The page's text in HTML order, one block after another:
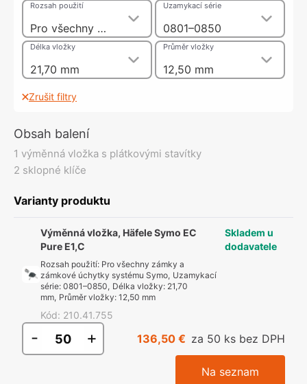
Pro všechny zámky a zámkové úchytky systému Symo
Rozsah použití
0801–0850
Uzamykací série
21,70 mm
Délka vložky
12,50 mm
Průměr vložky
Zrušit filtry
Obsah balení
1 výměnná vložka s plátkovými stavítky
2 sklopné klíče
Varianty produktu
Výměnná vložka, Häfele Symo EC
Pure E1,C
Rozsah použití: Pro všechny zámky a
zámkové úchytky systému Symo, Uzamykací
série:0801–0850, Délka vložky: 21,70
mm, Průměr vložky:12,50 mm
Kód: 210.41.755
Skladem u
dodavatele
- + 136,50 € za 50 ks bez DPH
Na seznam